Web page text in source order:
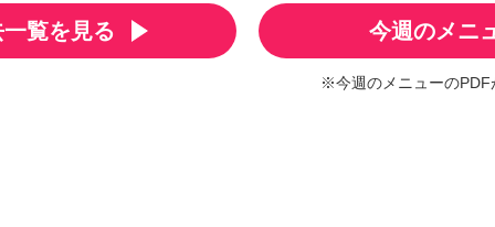
覧を見る 今週のメニ
※今週のメニューのPDF